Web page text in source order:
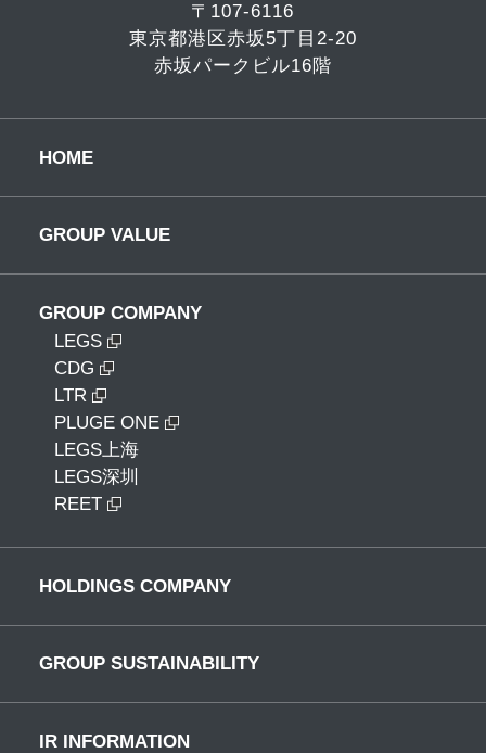
〒107-6116
東京都港区赤坂5丁目2-20
赤坂パークビル16階
HOME
GROUP VALUE
GROUP COMPANY
LEGS
CDG
LTR
PLUGE ONE
LEGS上海
LEGS深圳
REET
HOLDINGS COMPANY
GROUP SUSTAINABILITY
IR INFORMATION